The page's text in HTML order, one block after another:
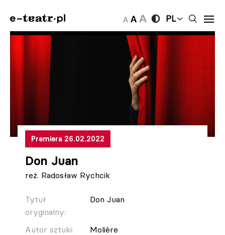
PL
Premiera 26.02.2022
Don Juan
reż. Radosław Rychcik
Tytuł
oryginalny:
Don Juan
Autor sztuki:
Molière